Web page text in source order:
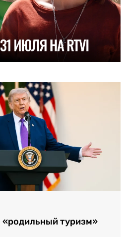
«родильный туризм»